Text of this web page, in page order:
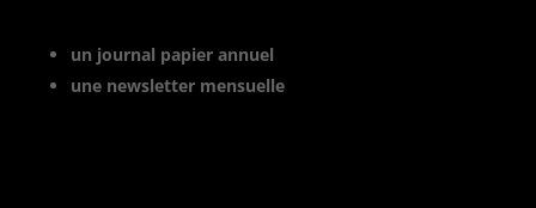
un journal papier annuel
une newsletter mensuelle